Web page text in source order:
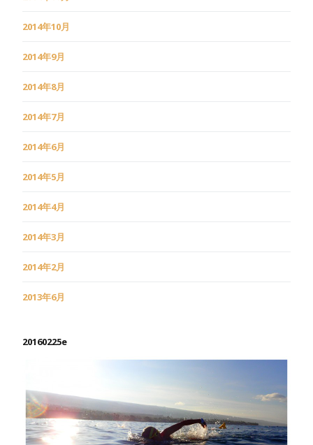
2014年10月
2014年9月
2014年8月
2014年7月
2014年6月
2014年5月
2014年4月
2014年3月
2014年2月
2013年6月
20160225e